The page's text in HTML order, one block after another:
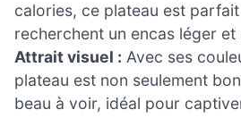
calories, ce plateau est
recherchent un encas léger et
Attrait visuel : Avec ses
plateau est non seulement
beau à voir, idéal pour